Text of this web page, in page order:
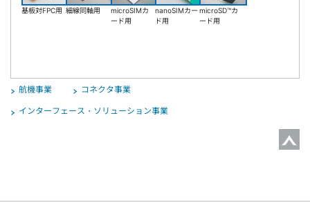
基板対FPC用 細線同軸用
microSIMカ
ード用
nanoSIMカー
ド用
microSD™カ
ード用
航機事業 コネクタ事業
インターフェース・ソリューション事業